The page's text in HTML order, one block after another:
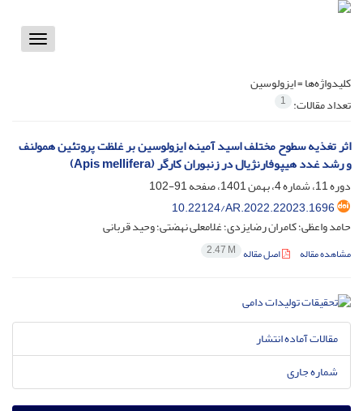
Toggle
کلیدواژه‌ها =ایزولوسین
تعداد مقالات: 1
اثر تغذیه سطوح مختلف اسید آمینه ایزولوسین بر غلظت پروتئین همولنف
و رشد غدد هیپوفارنژیال در زنبوران کارگر (Apis mellifera)
دوره 11، شماره 4، بهمن 1401، صفحه
91-102
10.22124/AR.2022.22023.1696
حامد واعظی؛ کامران رضایزدی؛ غلامعلی نهضتی؛ وحید قربانی
مشاهده مقاله اصل مقاله 2.47 M
مقالات آماده انتشار
شماره جاری